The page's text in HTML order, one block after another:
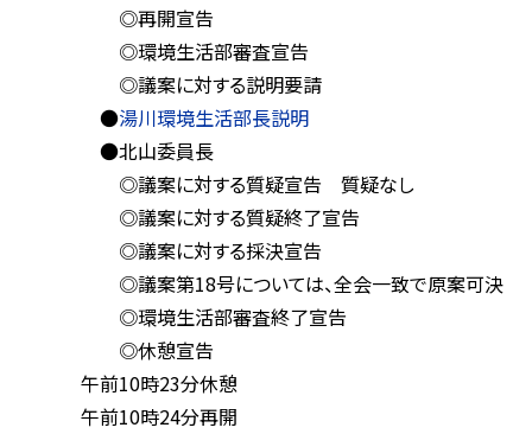
◎再開宣告
◎環境生活部審査宣告
◎議案に対する説明要請
●湯川環境生活部長説明
●北山委員長
◎議案に対する質疑宣告 質疑なし
◎議案に対する質疑終了宣告
◎議案に対する採決宣告
◎議案第18号については、全会一致で原案可決
◎環境生活部審査終了宣告
◎休憩宣告
午前10時23分休憩
午前10時24分再開